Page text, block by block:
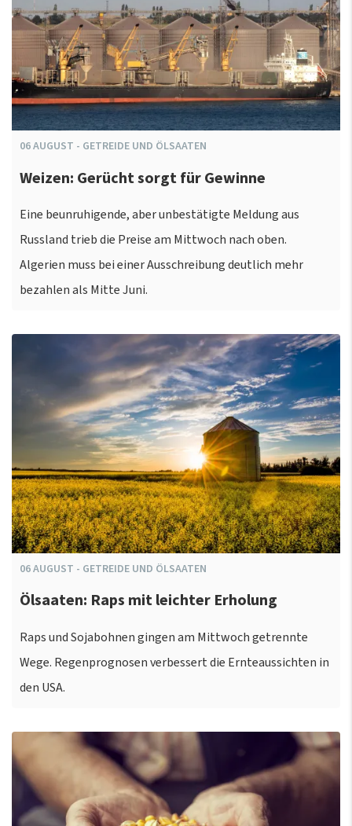
06AUGUST - GETREIDE UND ÖLSAATEN
Weizen: Gerücht sorgt für Gewinne
Eine beunruhigende, aber unbestätigte Meldung aus
Russland trieb die Preise am Mittwoch nach oben.
Algerien muss bei einer Ausschreibung deutlich mehr
bezahlen als Mitte Juni.
06AUGUST - GETREIDE UND ÖLSAATEN
Ölsaaten: Raps mit leichter Erholung
Raps und Sojabohnen gingen am Mittwoch getrennte
Wege. Regenprognosen verbessert die Ernteaussichten in
den USA.